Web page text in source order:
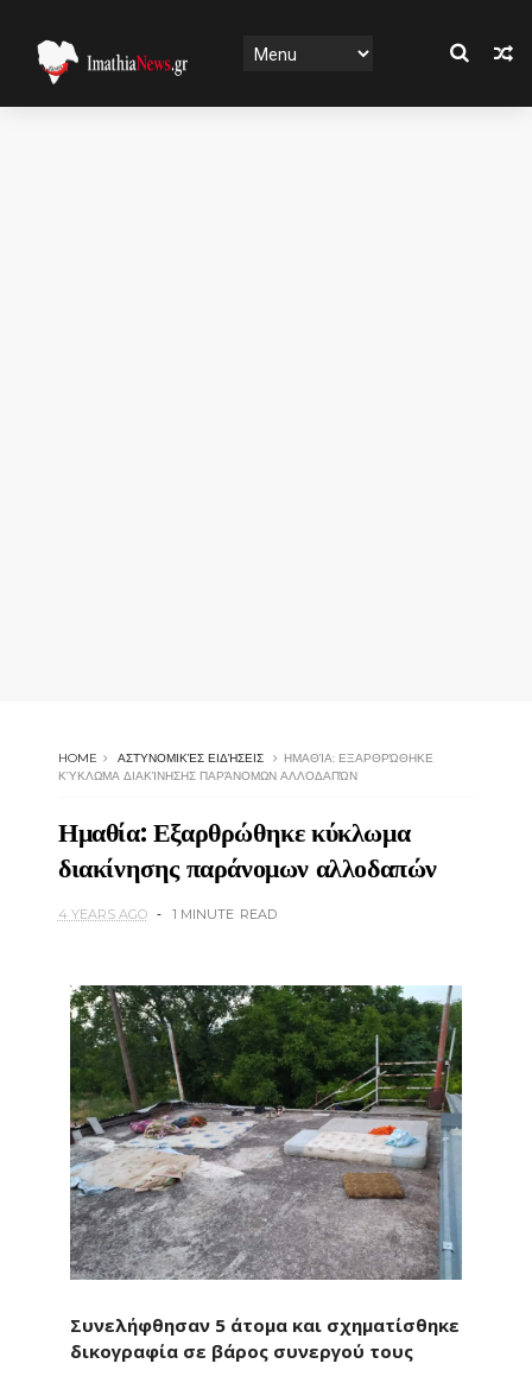
HOME ΑΣΤΥΝΟΜΙΚΈΣ ΕΙΔΉΣΕΙΣ
ΗΜΑΘΊΑ: ΕΞΑΡΘΡΏΘΗΚΕ
ΚΎΚΛΩΜΑ ΔΙΑΚΊΝΗΣΗΣ ΠΑΡΆΝΟΜΩΝ ΑΛΛΟΔΑΠΏΝ
Ημαθία: Εξαρθρώθηκε κύκλωμα
διακίνησης παράνομων αλλοδαπών
4 YEARS AGO 1 MINUTE READ
Συνελήφθησαν 5 άτομα και σχηματίσθηκε
δικογραφία σε βάρος συνεργού τους